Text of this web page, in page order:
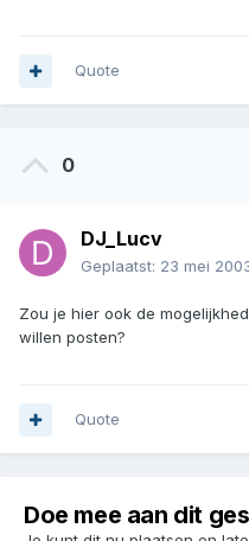
Quote
0
DJ_Lucv
Geplaatst: 23 mei
Zou je hier ook de
willen posten?
Quote
Doe mee aan dit